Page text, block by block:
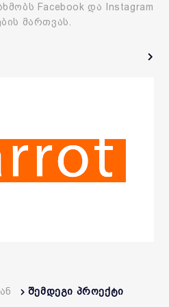
Facebook და Instagram
მართვას.
ᲐᲜ ᲨᲔᲛᲓᲔᲒᲘ ᲞᲠᲝᲔᲥᲢᲘ